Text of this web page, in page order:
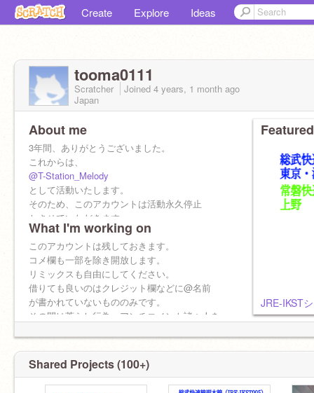
Create Explore Ideas
tooma0111
Scratcher Joined 4 years, 1 month ago
Japan
About me
3年間、ありがとうございました。
これからは、
@T-Station_Melody
として活動いたします。
そのため、このアカウントは活動永久停止
とさせていただきます。
今まで、本当にありがとうございました。
一ヶ月に1〜2回くらいログインして色々確認し
ます。
フォロバはもしかしたら気づかないかもです。
もしフォロバして欲しい方は、上記の新アカウ
ントの方へコメントお願いします。
What I'm working on
このアカウントは残しておきます。
コメ欄も一部を除き開放します。
リミックスも自由にしてください。
借りても良いのはクレジット欄などに@名前
が書かれていないもののみです。
その間は荒らし行為・アンチコメント諸々人を
もし万が一こういう行為を見かけましたら現在
のアカウント、
@T-Station_Melody
トください。
では、皆さんまた会う日まで、さようなら
JRE-IKST
Shared Projects (100+)